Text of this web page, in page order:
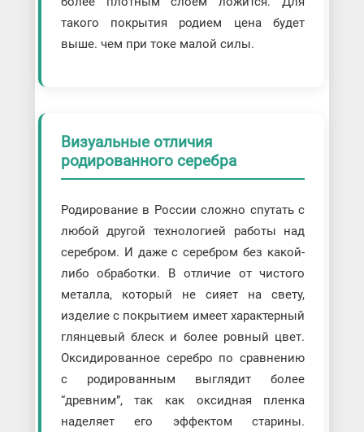
такого покрытия родием цена будет
выше. чем при токе малой силы.
Визуальные отличия
родированного серебра
Родирование в России сложно спутать с
любой другой технологией работы над
серебром. И даже с серебром без какой-
либо обработки. В отличие от чистого
металла, который не сияет на свету,
изделие с покрытием имеет характерный
глянцевый блеск и более ровный цвет.
Оксидированное серебро по сравнению
с родированным выглядит более
“древним”, так как оксидная пленка
наделяет его эффектом старины.